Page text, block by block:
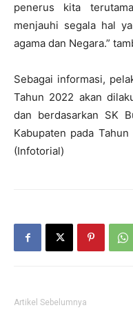
penerus kita
menjauhi segala hal
agama dan Negara.”
Sebagai informasi,
Tahun 2022 akan
dan berdasarkan SK
Kabupaten pada
(Infotorial)
Artikel Sebelumnya